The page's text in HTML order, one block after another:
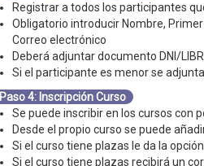
Registrar a todos los participantes
Obligatorio introducir Nombre,
Correo electrónico
Deberá adjuntar documento DNI/
Si el participante es menor se
Paso 4: Inscripción Curso
Se puede inscribir en los cursos con
Desde el propio curso se puede
Si el curso tiene plazas le da la
Si el curso tiene plazas recibirá un